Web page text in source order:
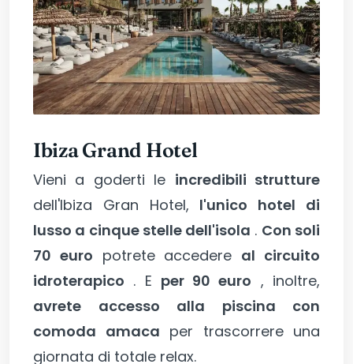
Ibiza Grand Hotel
Vieni a goderti le incredibili strutture
dell'Ibiza Gran Hotel, l'unico hotel di
lusso a cinque stelle dell'isola . Con soli
70 euro potrete accedere al circuito
idroterapico . E per 90 euro , inoltre,
avrete accesso alla piscina con
comoda amaca per trascorrere una
giornata di totale relax.